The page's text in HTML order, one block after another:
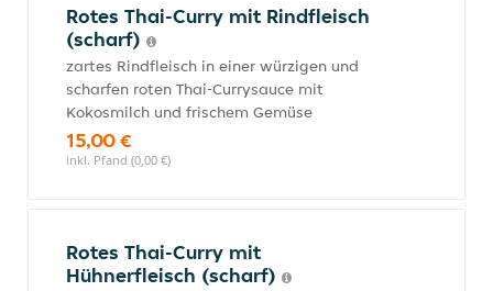
Rotes Thai-Curry mit Rindfleisch
(scharf)
zartes Rindfleisch in einer würzigen und
scharfen roten Thai-Currysauce mit
Kokosmilch und frischem Gemüse
15,00 €
inkl. Pfand (0,00 €)
Rotes Thai-Curry mit
Hühnerfleisch (scharf)